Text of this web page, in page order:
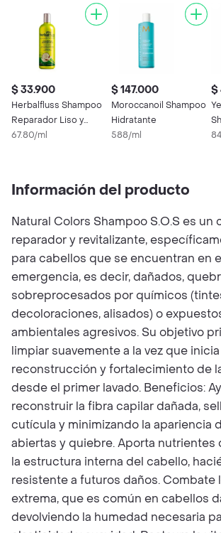
$ 33.900
Herbalfluss Shampoo
Reparador Liso y
Sedoso
67.80/ml
$ 147.000
Moroccanoil Shampoo
Hidratante
588/ml
$
Información del producto
Natural Colors Shampoo S.O.S es un
reparador y revitalizante,
para cabellos que se encuentran en
emergencia, es decir, dañados,
sobreprocesados por químicos
decoloraciones, alisados) o
ambientales agresivos. Su objetivo
limpiar suavemente a la vez que
reconstrucción y fortalecimiento de
desde el primer lavado. Beneficios:
reconstruir la fibra capilar dañada,
cutícula y minimizando la apariencia
abiertas y quiebre. Aporta nutrientes
la estructura interna del cabello,
resistente a futuros daños. Combate
extrema, que es común en cabellos
devolviendo la humedad necesaria